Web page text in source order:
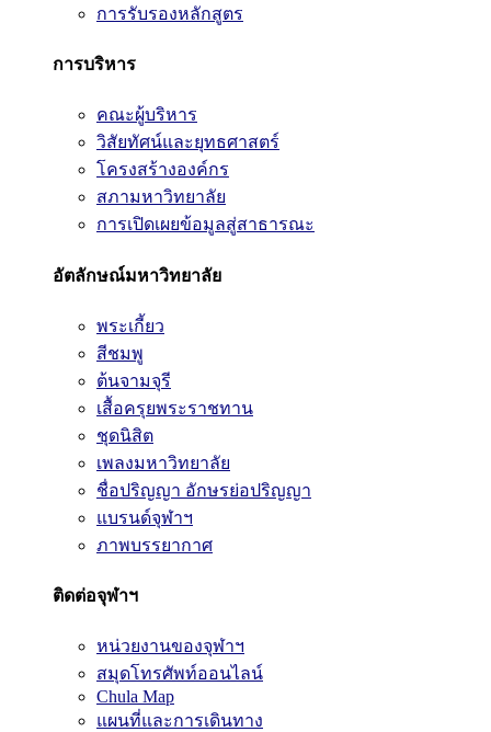
การรับรองหลักสูตร
การบริหาร
คณะผู้บริหาร
วิสัยทัศน์และยุทธศาสตร์
โครงสร้างองค์กร
สภามหาวิทยาลัย
การเปิดเผยข้อมูลสู่สาธารณะ
อัตลักษณ์มหาวิทยาลัย
พระเกี้ยว
สีชมพู
ต้นจามจุรี
เสื้อครุยพระราชทาน
ชุดนิสิต
เพลงมหาวิทยาลัย
ชื่อปริญญา อักษรย่อปริญญา
แบรนด์จุฬาฯ
ภาพบรรยากาศ
ติดต่อจุฬาฯ
หน่วยงานของจุฬาฯ
สมุดโทรศัพท์ออนไลน์
Chula Map
แผนที่และการเดินทาง